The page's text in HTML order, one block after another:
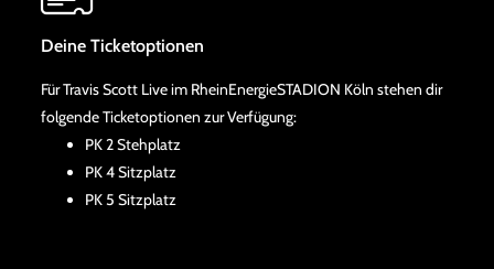
Deine Ticketoptionen
Für Travis Scott Live im RheinEnergieSTADION Köln stehen dir
folgende Ticketoptionen zur Verfügung:
PK 2 Stehplatz
PK 4 Sitzplatz
PK 5 Sitzplatz